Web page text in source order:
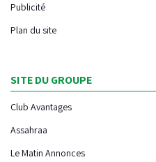
Publicité
Plan du site
SITE DU GROUPE
Club Avantages
Assahraa
Le Matin Annonces